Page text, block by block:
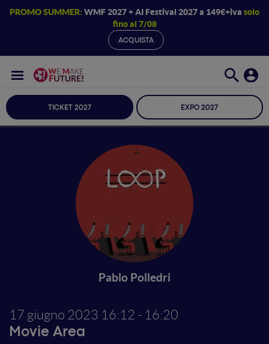
PROMO SUMMER: WMF 2027 + AI Festival 2027 a 149€+iva solo
fino al 7/08
ACQUISTA
TICKET 2027 EXPO 2027
Pablo Polledri
17 giugno 2023 16:12 - 16:20
Movie Area